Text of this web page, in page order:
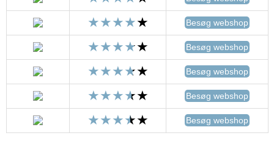
Besøg webshop
Besøg webshop
Besøg webshop
Besøg webshop
Besøg webshop